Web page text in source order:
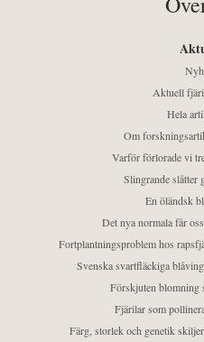
Aktuell
Hela
Om
Varför förlorade vi
Slingrande slåtter
En öländsk
Det nya normala får
Fortplantningsproblem hos
Svenska svartfläckiga
Förskjuten blomning
Fjärilar som
Färg, storlek och genetik